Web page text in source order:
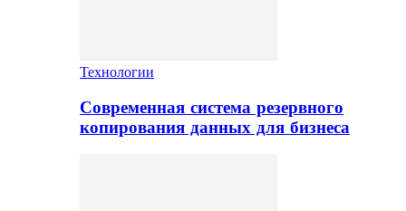
Технологии
Современная система резервного
копирования данных для бизнеса